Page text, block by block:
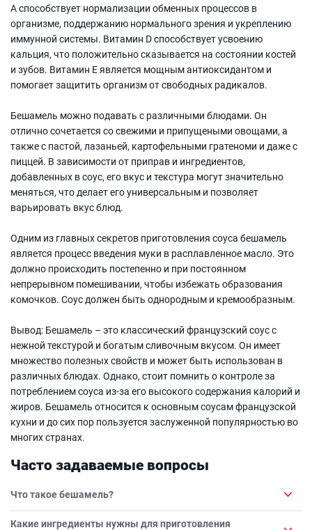
A способствует нормализации обменных процессов в
организме, поддержанию нормального зрения и укреплению
иммунной системы. Витамин D способствует усвоению
кальция, что положительно сказывается на состоянии костей
и зубов. Витамин E является мощным антиоксидантом и
помогает защитить организм от свободных радикалов.
Бешамель можно подавать с различными блюдами. Он
отлично сочетается со свежими и припущеными овощами, а
также с пастой, лазаньей, картофельными гратеноми и даже с
пиццей. В зависимости от приправ и ингредиентов,
добавленных в соус, его вкус и текстура могут значительно
меняться, что делает его универсальным и позволяет
варьировать вкус блюд.
Одним из главных секретов приготовления соуса бешамель
является процесс введения муки в расплавленное масло. Это
должно происходить постепенно и при постоянном
непрерывном помешивании, чтобы избежать образования
комочков. Соус должен быть однородным и кремообразным.
Вывод: Бешамель – это классический французский соус с
нежной текстурой и богатым сливочным вкусом. Он имеет
множество полезных свойств и может быть использован в
различных блюдах. Однако, стоит помнить о контроле за
потреблением соуса из-за его высокого содержания калорий и
жиров. Бешамель относится к основным соусам французской
кухни и до сих пор пользуется заслуженной популярностью во
многих странах.
Часто задаваемые вопросы
Что такое бешамель?
Какие ингредиенты нужны для приготовления